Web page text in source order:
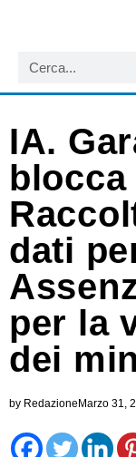
IA.
blocca
dati
per la
dei
by RedazioneMarzo 31,